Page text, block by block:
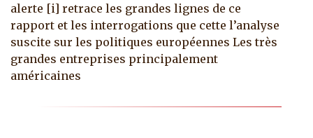
alerte [i] retrace les grandes lignes de ce
rapport et les interrogations que cette l’analyse
suscite sur les politiques européennes Les très
grandes entreprises principalement
américaines